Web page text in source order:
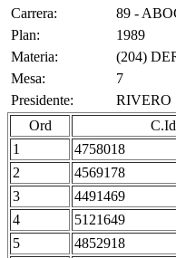
Carrera:
89 -
Plan:
1989
Materia:
(204)
Mesa:
7
Presidente:
RIVERO
Ord
1
4758018
2 4569178
3 4491469
4 5121649
5 4852918